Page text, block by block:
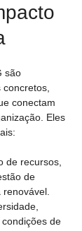
são
conectam
Eles
de recursos,
de
de